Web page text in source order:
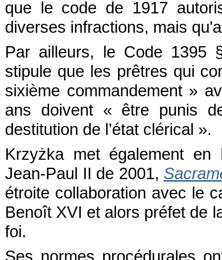
que le code de 1917
diverses infractions, mais
Par ailleurs, le Code 1395
stipule que les prêtres qui
sixième commandement »
ans doivent « être punis
destitution de l’état clérical ».
Krzyżka met également en
Jean-Paul II de 2001,
étroite collaboration avec le
Benoît XVI et alors préfet de
foi.